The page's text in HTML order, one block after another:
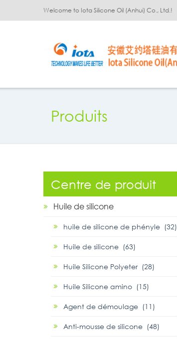
Welcome to Iota Silicone Oil (Anhui) Co., Ltd.!
Produits
Centre de produit
Huile de silicone
huile de silicone de phényle (32)
Huile de silicone (63)
Huile Silicone Polyeter (28)
Huile Silicone amino (15)
Agent de démoulage (11)
Anti-mousse de silicone (48)